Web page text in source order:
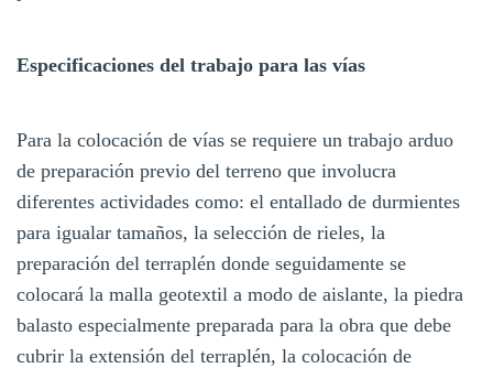
Especificaciones del trabajo para las vías
Para la colocación de vías se requiere un trabajo arduo
de preparación previo del terreno que involucra
diferentes actividades como: el entallado de durmientes
para igualar tamaños, la selección de rieles, la
preparación del terraplén donde seguidamente se
colocará la malla geotextil a modo de aislante, la piedra
balasto especialmente preparada para la obra que debe
cubrir la extensión del terraplén, la colocación de